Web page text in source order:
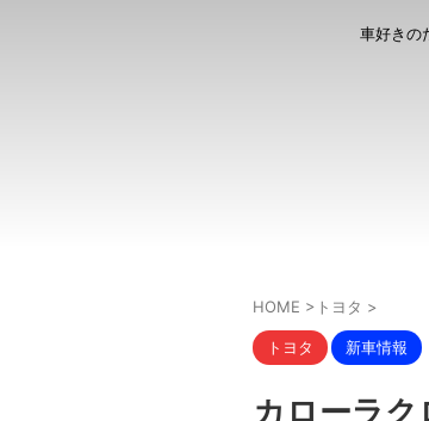
車好きの
HOME > トヨタ >
トヨタ 新車情報
カローラ